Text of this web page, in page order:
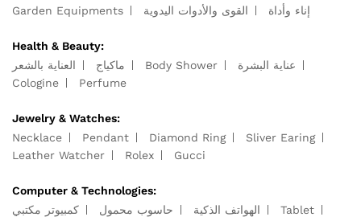
Garden Equipments
القوى والأدوات اليدوية إناء وأداة
Health & Beauty:
العناية بالشعر
ماكياج Body Shower
عناية البشرة
Cologine
Perfume
Jewelry & Watches:
Necklace
Pendant Diamond Ring
Sliver Earing
Leather Watcher
Rolex Gucci
Computer & Technologies:
كمبيوتر مكتبي
حاسوب محمول الهواتف الذكية
Tablet